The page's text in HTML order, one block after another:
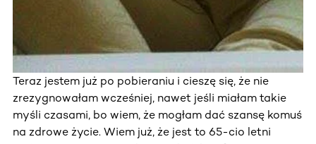
Teraz jestem już po pobieraniu i cieszę się, że nie
zrezygnowałam wcześniej, nawet jeśli miałam takie
myśli czasami, bo wiem, że mogłam dać szansę komuś
na zdrowe życie. Wiem już, że jest to 65-cio letni